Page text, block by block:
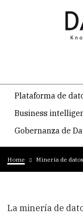
temática
principal
Plataforma de
Business
Gobernanza de
Breadcrumb
Home Minería de datos
La minería de